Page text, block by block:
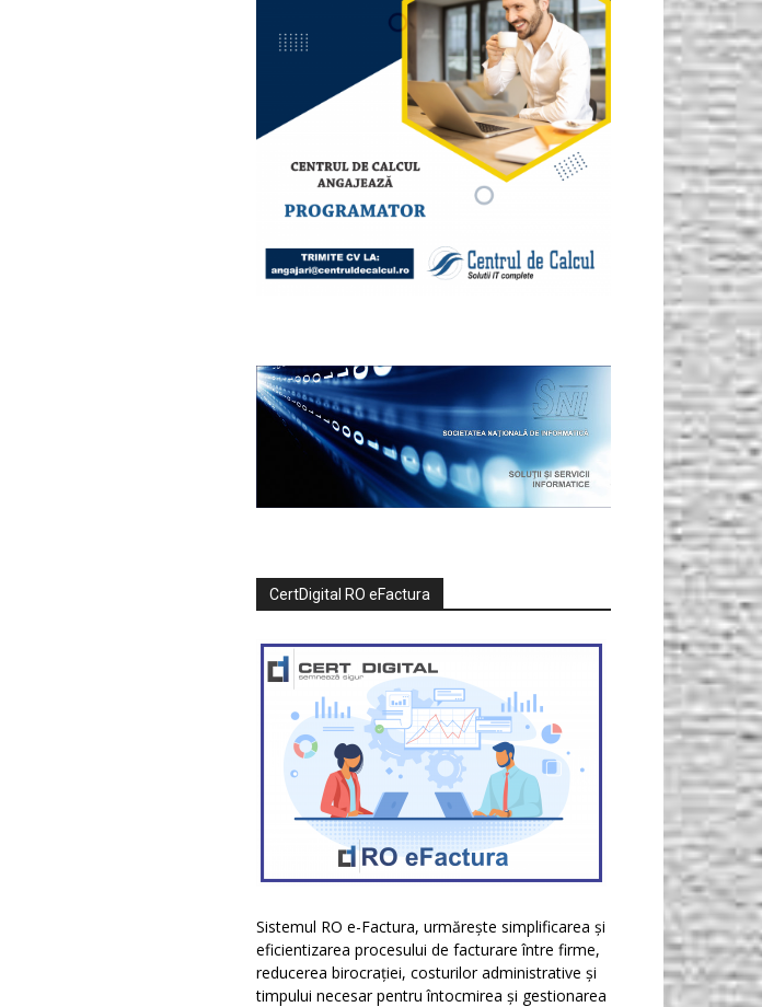
CertDigital RO eFactura
Sistemul RO e-Factura, urmărește simplificarea și
eficientizarea procesului de facturare între firme,
reducerea birocrației, costurilor administrative și
timpului necesar pentru întocmirea și gestionarea